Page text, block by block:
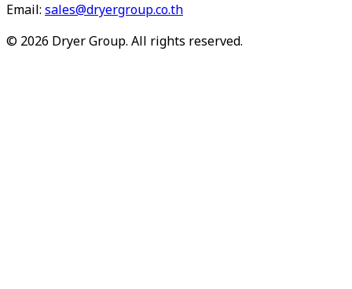
Email: sales@dryergroup.co.th
© 2026 Dryer Group. All rights reserved.